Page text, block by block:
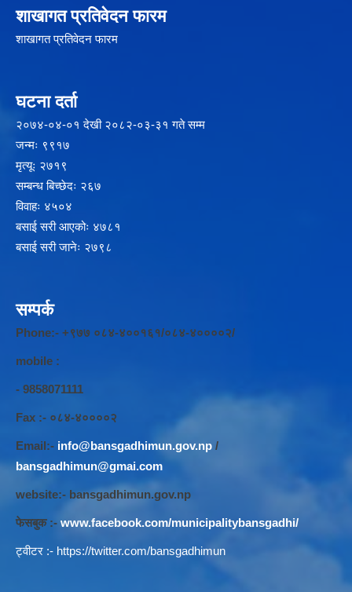
शाखागत प्रतिवेदन फारम
शाखागत प्रतिवेदन फारम
घटना दर्ता
२‍०७४-०४-०१ देखी २०८२-०३-३१ गते सम्म
जन्मः ९९१७
मृत्यूः २७१९
सम्बन्ध बिच्छेदः २६७
विवाहः ४५०४
बसाई सरी आएकोः ४७८१
बसाई सरी जानेः २७९८
सम्पर्क
Phone:- +९७७ ०८४-४००१६१/०८४-४००००२/
mobile :
- 9858071111
Fax :- ०८४-४००००२
Email:- info@bansgadhimun.gov.np /
bansgadhimun@gmai.com
website:- bansgadhimun.gov.np
फेसबुक :- www.facebook.com/municipalitybansgadhi/
ट्वीटर :- https://twitter.com/bansgadhimun